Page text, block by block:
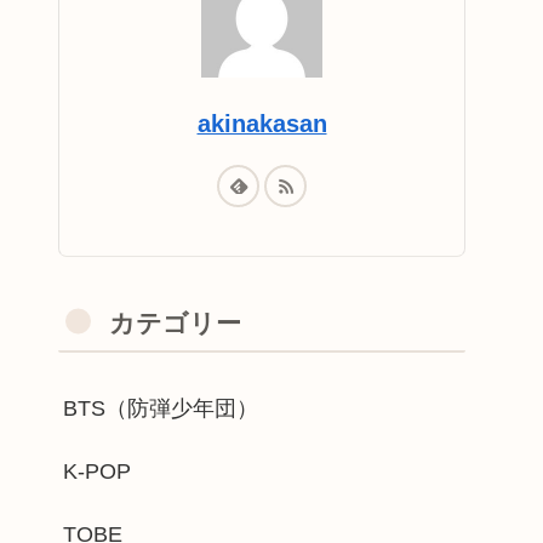
akinakasan
カテゴリー
BTS（防弾少年団）
K-POP
TOBE